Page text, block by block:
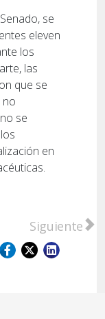
se
eleven
los
las
que se
no
se
en
de Funes:
Artículo
Siguiente